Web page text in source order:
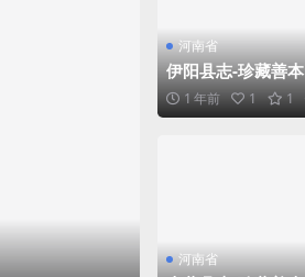
河南省
伊阳县志-珍藏善本
1 年前 1 1
河南省